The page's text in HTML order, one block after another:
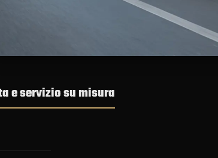
e servizio su misura